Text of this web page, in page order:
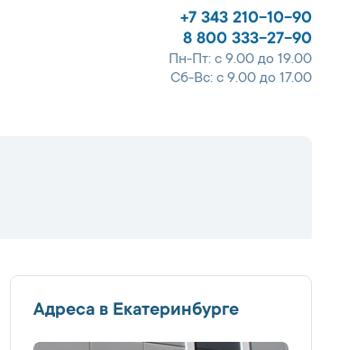
+7 343 210-10-90
8 800 333-27-90
Пн-Пт: с 9.00 до 19.00
Сб-Вс: с 9.00 до 17.00
Адреса в Екатеринбурге